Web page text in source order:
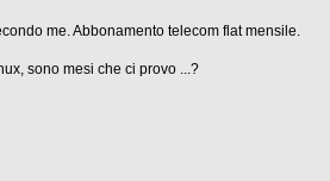
me. Abbonamento telecom flat mensile.
sono mesi che ci provo ...?